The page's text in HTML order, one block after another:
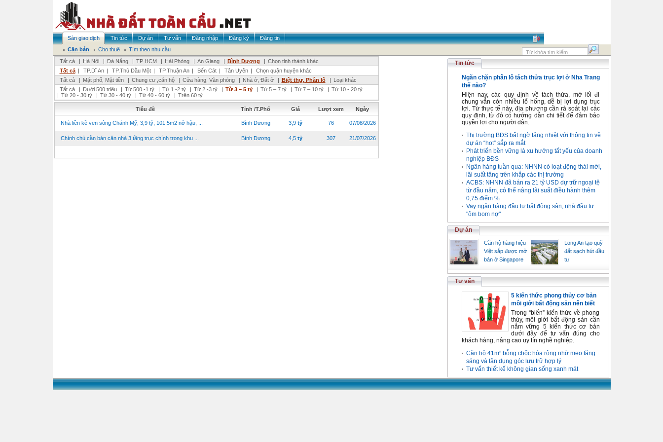
Sàn giao dịch Tin tức Dự án Tư vấn Đăng nhập Đăng ký
Đăng tin
Cần bán
Cho thuê
Tìm theo nhu cầu
Tất cả
| Hà Nội | Đà Nẵng | TP HCM | Hải Phòng | An Giang | Bình Dương | Chọn tỉnh thành khác
Tất cả | TP.Dĩ An | TP.Thủ Dầu Một | TP.Thuận An | Bến Cát | Tân Uyên |
Chọn quận huyện khác
Tất cả
| Mặt phố, Mặt tiền | Chung cư ,căn hộ | Cửa hàng, Văn phòng | Nhà ở, Đất ở | Biệt thự, Phân lô | Loại khác
Tất cả
| Dưới 500 triệu | Từ 500 -1 tỷ | Từ 1 -2 tỷ | Từ 2 -3 tỷ | Từ 3 – 5 tỷ | Từ 5 – 7 tỷ | Từ 7 – 10 tỷ | Từ 10 - 20 tỷ
| Từ 20 - 30 tỷ | Từ 30 - 40 tỷ | Từ 40 - 60 tỷ | Trên 60 tỷ
Tiêu đề Tỉnh /T.Phố Giá Lượt xem Ngày
Nhà liền kề ven sông Chánh Mỹ, 3,9 tỷ, 101,5m2 nở hậu, ... Bình Dương 3,9 tỷ 76 07/08/2026
Chính chủ cần bán căn nhà 3 tầng trục chính trong khu ... Bình Dương 4,5 tỷ 307 21/07/2026
Tin tức
Ngăn chặn phân lô tách thửa trục lợi ở Nha Trang
thế nào?
Hiện nay, các quy định về tách thửa, mở lối đi
chung vẫn còn nhiều lổ hổng, dễ bị lợi dụng trục
lợi. Từ thực tế này, địa phương cần rà soát lại các
quy định, từ đó có hướng dẫn chi tiết để đảm bảo
quyền lợi cho người dân.
Thị trường BĐS bất ngờ tăng nhiệt với thông tin về
dự án “hot” sắp ra mắt
Phát triển bền vững là xu hướng tất yếu của doanh
nghiệp BĐS
Ngân hàng tuần qua: NHNN có loạt động thái mới,
lãi suất tăng trên khắp các thị trường
ACBS: NHNN đã bán ra 21 tỷ USD dự trữ ngoại tệ
từ đầu năm, có thể nâng lãi suất điều hành thêm
0,75 điểm %
Vay ngân hàng đầu tư bất động sản, nhà đầu tư
"ôm bom nợ"
Dự án
Căn hộ hàng hiệu
Việt sắp được mở
bán ở Singapore
Long An tạo quỹ
đất sạch hút đầu
tư
Tư vấn
5 kiến thức phong thủy cơ bản
môi giới bất động sản nên biết
Trong “biển” kiến thức về phong
thủy, môi giới bất động sản cần
nắm vững 5 kiến thức cơ bản
dưới đây để tư vấn đúng cho
khách hàng, nâng cao uy tín nghề nghiệp.
Căn hộ 41m² bỗng chốc hóa rộng nhờ mẹo tăng
sáng và tận dụng góc lưu trữ hợp lý
Tư vấn thiết kế không gian sống xanh mát